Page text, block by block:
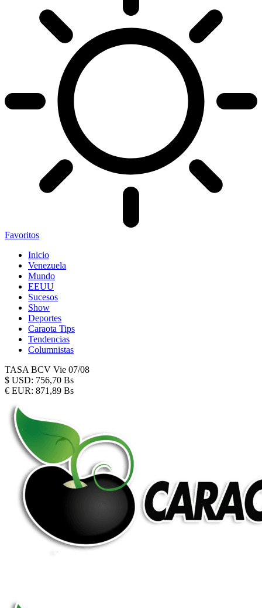
Favoritos
Inicio
Venezuela
Mundo
EEUU
Sucesos
Show
Deportes
Caraota Tips
Tendencias
Columnistas
TASA BCV Vie 07/08
$ USD: 756,70 Bs
€ EUR: 871,89 Bs